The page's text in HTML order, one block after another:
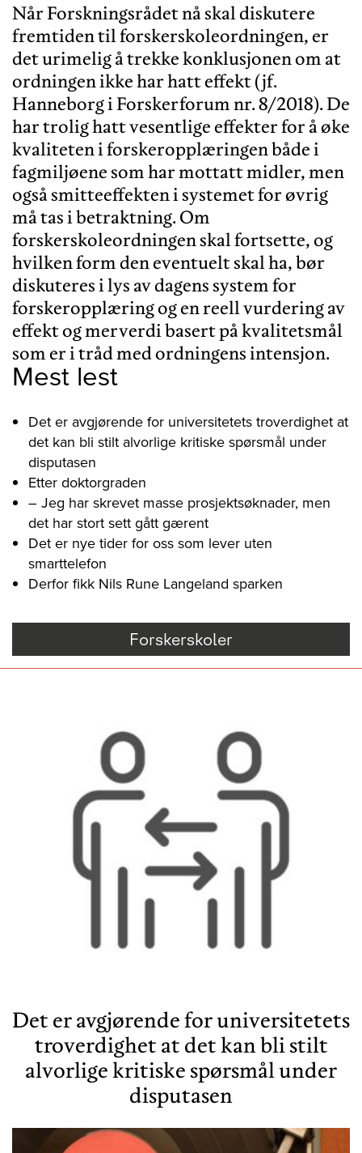
Når Forskningsrådet nå skal diskutere
fremtiden til forskerskoleordningen, er
det urimelig å trekke konklusjonen om at
ordningen ikke har hatt effekt (jf.
Hanneborg i Forskerforum nr. 8/2018). De
har trolig hatt vesentlige effekter for å øke
kvaliteten i forskeropplæringen både i
fagmiljøene som har mottatt midler, men
også smitteeffekten i systemet for øvrig
må tas i betraktning. Om
forskerskoleordningen skal fortsette, og
hvilken form den eventuelt skal ha, bør
diskuteres i lys av dagens system for
forskeropplæring og en reell vurdering av
effekt og merverdi basert på kvalitetsmål
som er i tråd med ordningens intensjon.
Mest lest
Det er avgjørende for universitetets troverdighet at
det kan bli stilt alvorlige kritiske spørsmål under
disputasen
Etter doktorgraden
– Jeg har skrevet masse prosjektsøknader, men
det har stort sett gått gærent
Det er nye tider for oss som lever uten
smarttelefon
Derfor fikk Nils Rune Langeland sparken
Forskerskoler
Det er avgjørende for universitetets
troverdighet at det kan bli stilt
alvorlige kritiske spørsmål under
disputasen